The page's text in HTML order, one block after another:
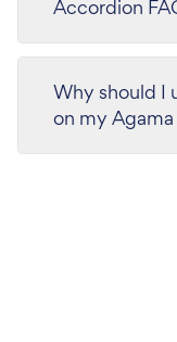
Accordion
Why should I
on my Agama